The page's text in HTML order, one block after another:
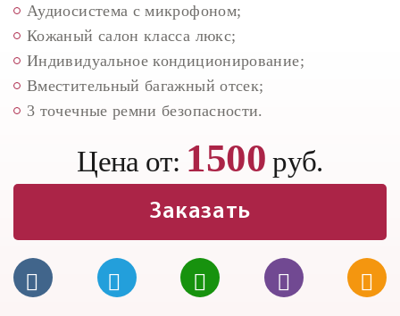
Аудиосистема с микрофоном;
Кожаный салон класса люкс;
Индивидуальное кондиционирование;
Вместительный багажный отсек;
3 точечные ремни безопасности.
Цена от: 1500 руб.
Заказать